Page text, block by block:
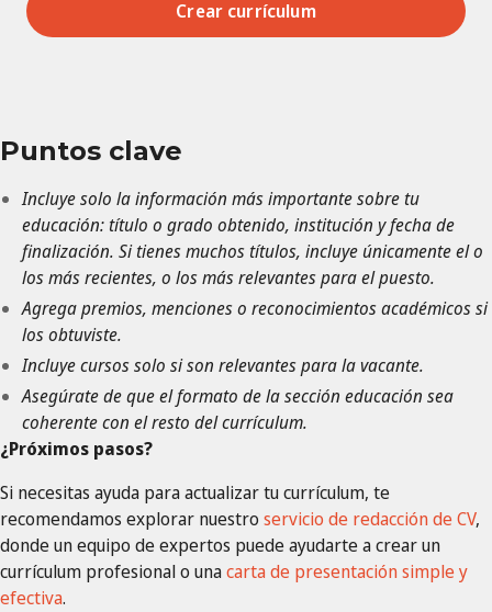
Crear currículum
Puntos clave
Incluye solo la información más importante sobre tu
educación: título o grado obtenido, institución y fecha de
finalización. Si tienes muchos títulos, incluye únicamente el o
los más recientes, o los más relevantes para el puesto.
Agrega premios, menciones o reconocimientos académicos si
los obtuviste.
Incluye cursos solo si son relevantes para la vacante.
Asegúrate de que el formato de la sección educación sea
coherente con el resto del currículum.
¿Próximos pasos?
Si necesitas ayuda para actualizar tu currículum, te
recomendamos explorar nuestro servicio de redacción de CV,
donde un equipo de expertos puede ayudarte a crear un
currículum profesional o unacarta de presentación simple y
efectiva.